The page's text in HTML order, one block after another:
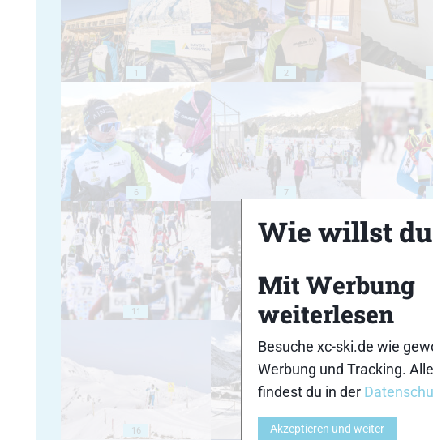
1 2
6 7
11 12
16 17
Wie willst
Mit Werbung
weiterlesen
Besuche xc-ski.de wie
Werbung und Tracking.
findest du in der
Akzeptieren und weiter